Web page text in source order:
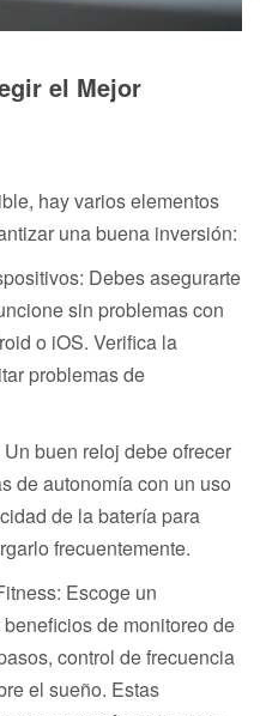
el Mejor
hay varios elementos
una buena inversión:
Debes asegurarte
sin problemas con
o iOS. Verifica la
problemas de
buen reloj debe ofrecer
de autonomía con un uso
de la batería para
frecuentemente.
Escoge un
de monitoreo de
control de frecuencia
el sueño. Estas